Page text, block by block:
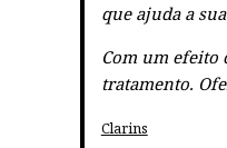
que ajuda a
Com um efeito
tratamento.
Clarins